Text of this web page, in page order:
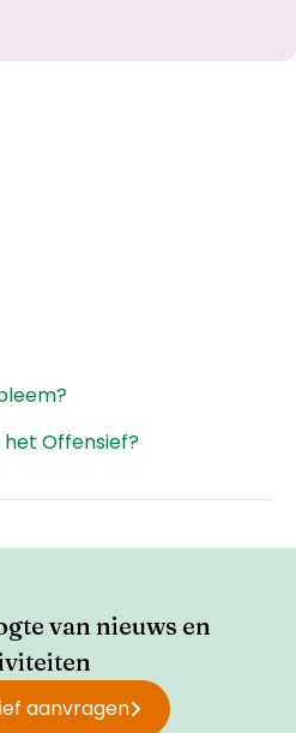
Offensief?
van nieuws en
aanvragen